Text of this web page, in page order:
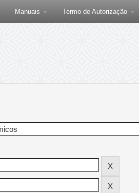
Manuais Termo de Autorização